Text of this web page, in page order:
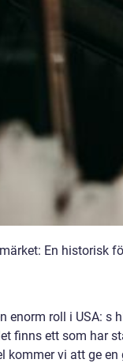
En historisk
enorm roll i USA: s
finns ett som har
kommer vi att ge